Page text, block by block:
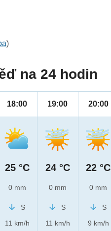
)
na 24 hodin
18:00
25 °C
0 mm
S
11 km/h
19:00
24 °C
0 mm
S
11 km/h
20:00
22 °C
0 mm
S
9 km/h